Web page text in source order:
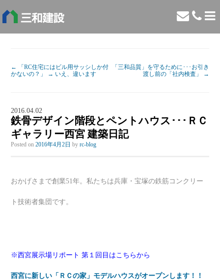
←
「RC住宅にはビル用サッシしか付
かないの？」 → いえ、違います
「三和品質」を守るために･･･お引き
渡し前の「社内検査」
→
2016.04.02
鉄骨デザイン階段とペントハウス･･･ＲＣ
ギャラリー西宮 建築日記
Posted on2016年4月2日 byrc-blog
おかげさまで創業51年。私たちは兵庫・宝塚の鉄筋コンクリー
ト技術者集団です。
※西宮展示場リポート 第１回目はこちらから
西宮に新しい「ＲＣの家」モデルハウスがオープンします！！